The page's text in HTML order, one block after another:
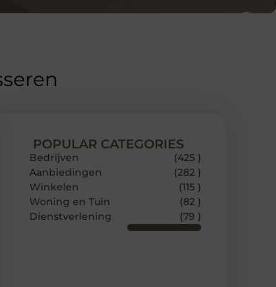
POPULAR CATEGORIES
Bedrijven
(425 )
Aanbiedingen
(282 )
Winkelen
(115 )
Woning en Tuin
(82 )
Dienstverlening
(79 )